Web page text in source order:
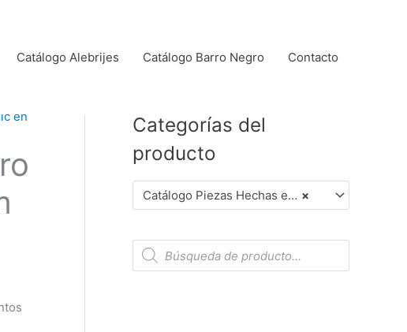
Catálogo Alebrijes Catálogo Barro Negro Contacto
en
Categorías del
producto
×
Catálogo Piezas Hechas en Mata Ortiz (Dar Clic en Foto para Ver Detalles)
B
s